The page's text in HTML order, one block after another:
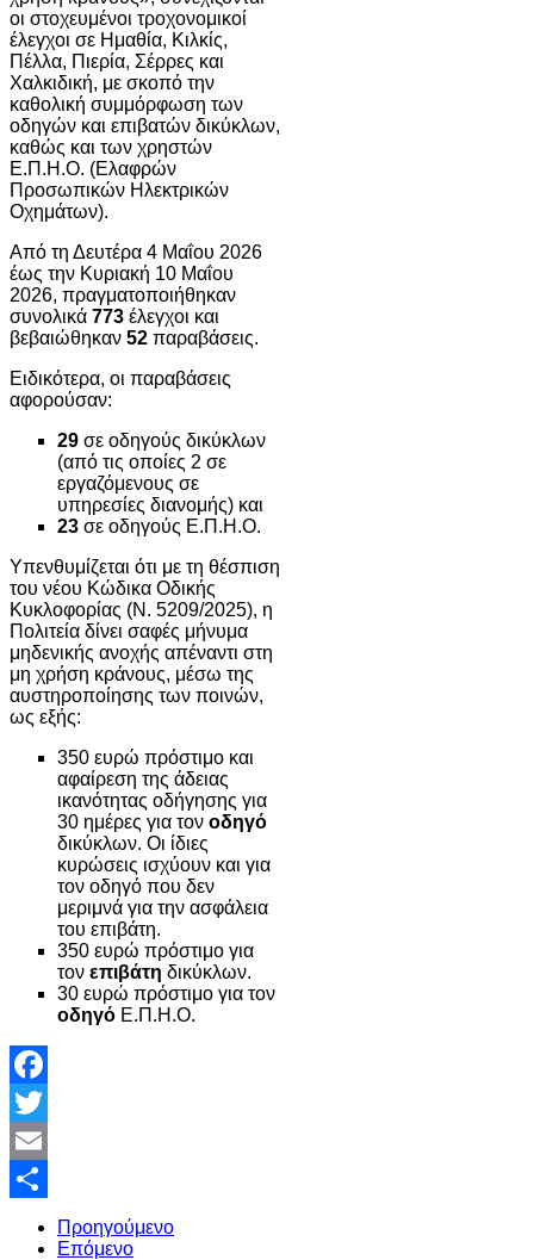
οι στοχευμένοι τροχονομικοί
έλεγχοι σε Ημαθία, Κιλκίς,
Πέλλα, Πιερία, Σέρρες και
Χαλκιδική, με σκοπό την
καθολική συμμόρφωση των
οδηγών και επιβατών δικύκλων,
καθώς και των χρηστών
Ε.Π.Η.Ο. (Ελαφρών
Προσωπικών Ηλεκτρικών
Οχημάτων).
Από τη Δευτέρα 4 Μαΐου 2026
έως την Κυριακή 10 Μαΐου
2026, πραγματοποιήθηκαν
συνολικά 773 έλεγχοι και
βεβαιώθηκαν 52 παραβάσεις.
Ειδικότερα, οι παραβάσεις
αφορούσαν:
29 σε οδηγούς δικύκλων
(από τις οποίες 2 σε
εργαζόμενους σε
υπηρεσίες διανομής) και
23 σε οδηγούς Ε.Π.Η.Ο.
Υπενθυμίζεται ότι με τη θέσπιση
του νέου Κώδικα Οδικής
Κυκλοφορίας (Ν. 5209/2025), η
Πολιτεία δίνει σαφές μήνυμα
μηδενικής ανοχής απέναντι στη
μη χρήση κράνους, μέσω της
αυστηροποίησης των ποινών,
ως εξής:
350 ευρώ πρόστιμο και
αφαίρεση της άδειας
ικανότητας οδήγησης για
30 ημέρες για τον οδηγό
δικύκλων. Οι ίδιες
κυρώσεις ισχύουν και για
τον οδηγό που δεν
μεριμνά για την ασφάλεια
του επιβάτη.
350 ευρώ πρόστιμο για
τον επιβάτη δικύκλων.
30 ευρώ πρόστιμο για τον
οδηγό Ε.Π.Η.Ο.
Facebook
Twitter
Email
Share
Προηγούμενο
Επόμενο